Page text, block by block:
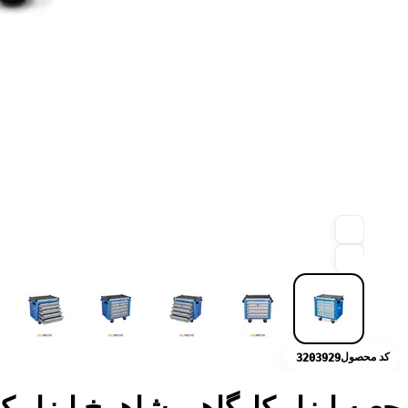
کد محصول3203929